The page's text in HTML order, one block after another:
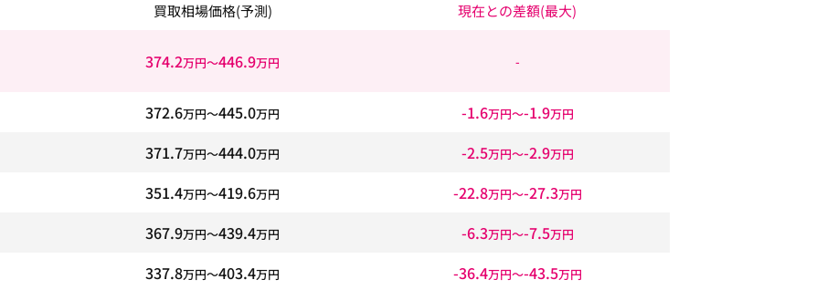
買取相場価格(予測) 現在との差額(最大)
374.2万円〜446.9万円 -
372.6万円〜445.0万円 -1.6万円〜-1.9万円
371.7万円〜444.0万円 -2.5万円〜-2.9万円
351.4万円〜419.6万円 -22.8万円〜-27.3万円
367.9万円〜439.4万円 -6.3万円〜-7.5万円
337.8万円〜403.4万円 -36.4万円〜-43.5万円